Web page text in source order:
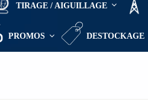
TIRAGE / AIGUILLAGE
PROMOS DESTOCKAGE